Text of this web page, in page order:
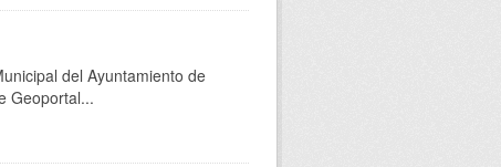
del Ayuntamiento de
Geoportal...